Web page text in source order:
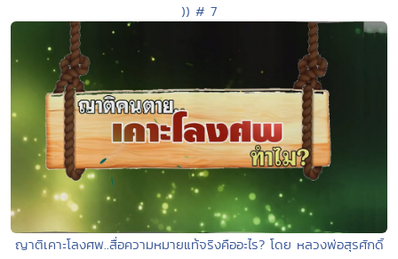
)) # 7
ญาติเคาะโลงศพ..สื่อความหมายแท้จริงคืออะไร? โดย หลวงพ่อสุรศักดิ์